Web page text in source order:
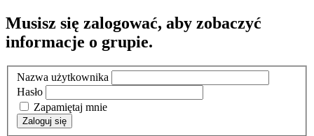
Musisz się zalogować, aby zobaczyć
informacje o grupie.
Nazwa użytkownika
Hasło
Zapamiętaj mnie